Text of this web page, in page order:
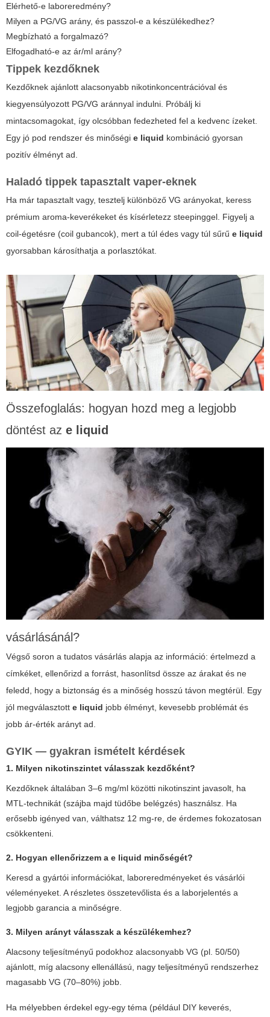
Elérhető-e laboreredmény?
Milyen a PG/VG arány, és passzol-e a készülékedhez?
Megbízható a forgalmazó?
Elfogadható-e az ár/ml arány?
Tippek kezdőknek
Kezdőknek ajánlott alacsonyabb nikotinkoncentrációval és
kiegyensúlyozott PG/VG aránnyal indulni. Próbálj ki
mintacsomagokat, így olcsóbban fedezheted fel a kedvenc ízeket.
Egy jó pod rendszer és minőségi e liquid kombináció gyorsan
pozitív élményt ad.
Haladó tippek tapasztalt vaper-eknek
Ha már tapasztalt vagy, tesztelj különböző VG arányokat, keress
prémium aroma-keverékeket és kísérletezz steepinggel. Figyelj a
coil-égetésre (coil gubancok), mert a túl édes vagy túl sűrű e liquid
gyorsabban károsíthatja a porlasztókat.
Összefoglalás: hogyan hozd meg a legjobb
döntést az e liquid
vásárlásánál?
Végső soron a tudatos vásárlás alapja az információ: értelmezd a
címkéket, ellenőrizd a forrást, hasonlítsd össze az árakat és ne
feledd, hogy a biztonság és a minőség hosszú távon megtérül. Egy
jól megválasztott e liquid jobb élményt, kevesebb problémát és
jobb ár-érték arányt ad.
GYIK — gyakran ismételt kérdések
1. Milyen nikotinszintet válasszak kezdőként?
Kezdőknek általában 3–6 mg/ml közötti nikotinszint javasolt, ha
MTL-technikát (szájba majd tüdőbe belégzés) használsz. Ha
erősebb igényed van, válthatsz 12 mg-re, de érdemes fokozatosan
csökkenteni.
2. Hogyan ellenőrizzem a e liquid minőségét?
Keresd a gyártói információkat, laboreredményeket és vásárlói
véleményeket. A részletes összetevőlista és a laborjelentés a
legjobb garancia a minőségre.
3. Milyen arányt válasszak a készülékemhez?
Alacsony teljesítményű podokhoz alacsonyabb VG (pl. 50/50)
ajánlott, míg alacsony ellenállású, nagy teljesítményű rendszerhez
magasabb VG (70–80%) jobb.
Ha mélyebben érdekel egy-egy téma (például DIY keverés,